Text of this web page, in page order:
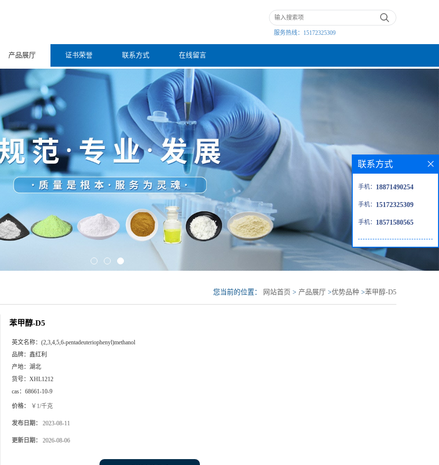
服务热线： 15172325309
产品展厅 证书荣誉 联系方式 在线留言
您当前的位置： 网站首页 > 产品展厅 >优势品种 >苯甲醇-D5
苯甲醇-D5
英文名称： (2,3,4,5,6-pentadeuteriophenyl)methanol
品牌： 鑫红利
产地： 湖北
货号： XHL1212
cas： 68661-10-9
价格： ￥1/千克
发布日期： 2023-08-11
更新日期： 2026-08-06
联系方式
手机： 18871490254
手机： 15172325309
手机： 18571580565